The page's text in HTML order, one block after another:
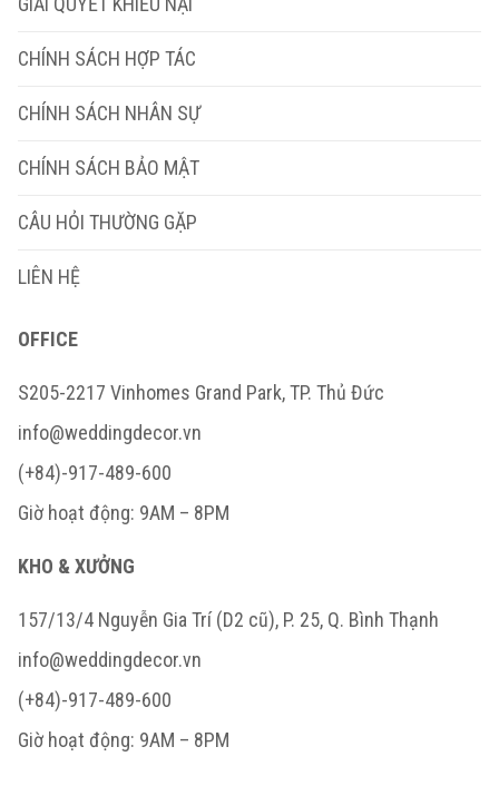
CHÍNH SÁCH HỢP TÁC
CHÍNH SÁCH NHÂN SỰ
CHÍNH SÁCH BẢO MẬT
CÂU HỎI THƯỜNG GẶP
LIÊN HỆ
OFFICE
S205-2217 Vinhomes Grand Park, TP. Thủ Đức
info@weddingdecor.vn
(+84)-917-489-600
Giờ hoạt động: 9AM – 8PM
KHO & XƯỞNG
157/13/4 Nguyễn Gia Trí (D2 cũ), P. 25, Q. Bình Thạnh
info@weddingdecor.vn
(+84)-917-489-600
Giờ hoạt động: 9AM – 8PM